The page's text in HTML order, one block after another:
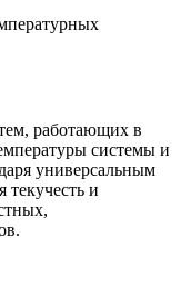
работающих в
системы и
универсальным
текучесть и